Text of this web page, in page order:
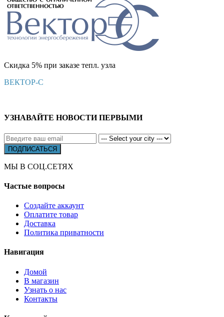
Скидка 5% при заказе тепл. узла
ВЕКТОР-С
УЗНАВАЙТЕ НОВОСТИ ПЕРВЫМИ
МЫ В СОЦ.СЕТЯХ
Частые вопросы
Создайте аккаунт
Оплатите товар
Доставка
Политика приватности
Навигация
Домой
В магазин
Узнать о нас
Контакты